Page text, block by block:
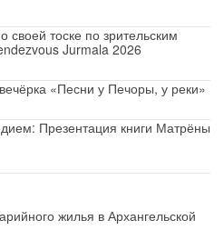
своей тоске по зрительским
Jurmala 2026
«Песни у Печоры, у реки»
Презентация книги Матрёны
жилья в Архангельской